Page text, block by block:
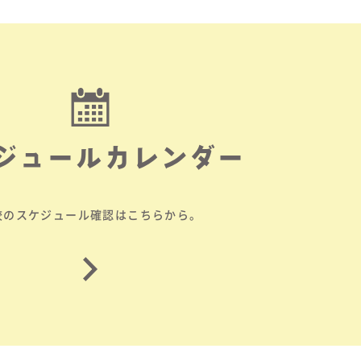
ュールカレンダー
スケジュール確認はこちらから。